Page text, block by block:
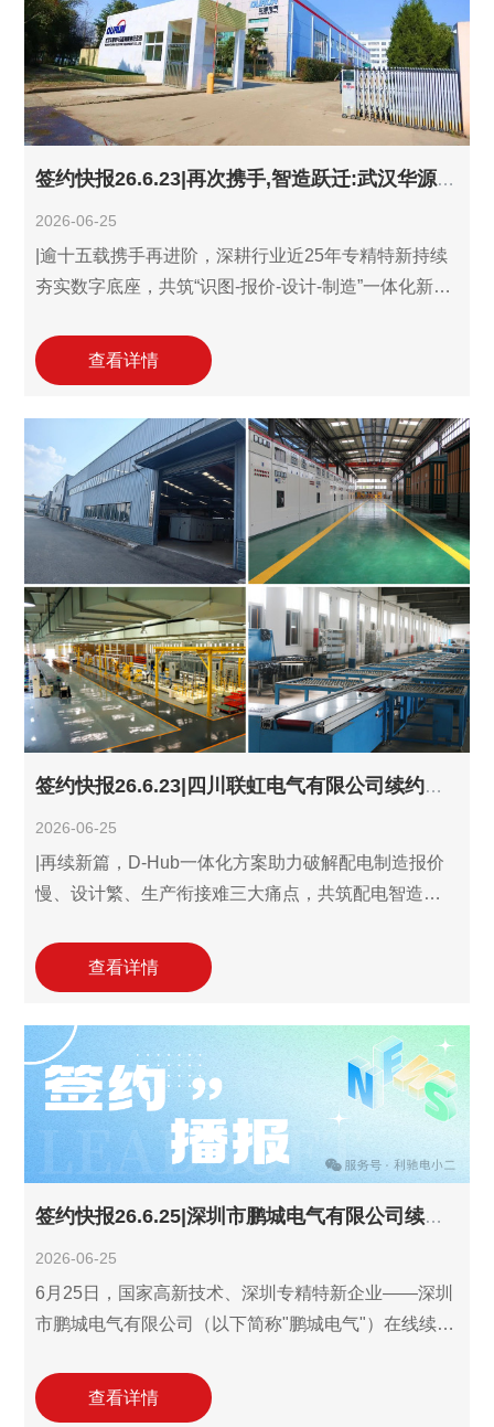
电气元件集成服
签约快报26.6.23|再次携手,智造跃迁:武汉华源电气携手利驰共筑D-Hub设计制造一体化数字新生态!
2026-06-25
|逾十五载携手再进阶，深耕行业近25年专精特新持续
夯实数字底座，共筑“识图-报价-设计-制造”一体化新格
华源电气设备有限责任公司(以下简称“武汉华源电气”)
再度携手利驰软件，继4月21日增购数字母排并增购账
约增购利驰D-Hub三件套账户，并同步启用国网报价与
智慧标书-发票验真模块（leads发票查验软件）等高级
功能，持续筑牢全链路数字基石。此次合作将进一步
完善武汉华源电气的数字化布局，助力加速构建面向
查看详情
签约快报26.6.23|四川联虹电气有限公司续约利驰D-Hub识图报价设计三件套!
2026-06-25
|再续新篇，D-Hub一体化方案助力破解配电制造报价
慢、设计繁、生产衔接难三大痛点，共筑配电智造新
川联虹电气")与利驰软件达成合作协议，续约利驰D-
Hub识图报价设计三件套解决方案。本次为首次续约，
可与持续信赖。 四川联虹电气专注于高低压配电领
域，主营箱式变电站、高压配电柜（KYN、XGN系
列）、低压配电柜（GCS、GGD、XMJ、PDE、XL、
XM等系列）及环网柜、高压电缆分支
查看详情
签约快报26.6.25|深圳市鹏城电气有限公司续约利驰识图报价一体化工作室！
2026-06-25
6月25日，国家高新技术、深圳专精特新企业——深圳
市鹏城电气有限公司（以下简称"鹏城电气"）在线续约
ExWinner/SuperWinner+图晓晓AI识图)。鹏城电气长
期面向电网、市政、教育、医疗、工业、房建及新能
查看详情